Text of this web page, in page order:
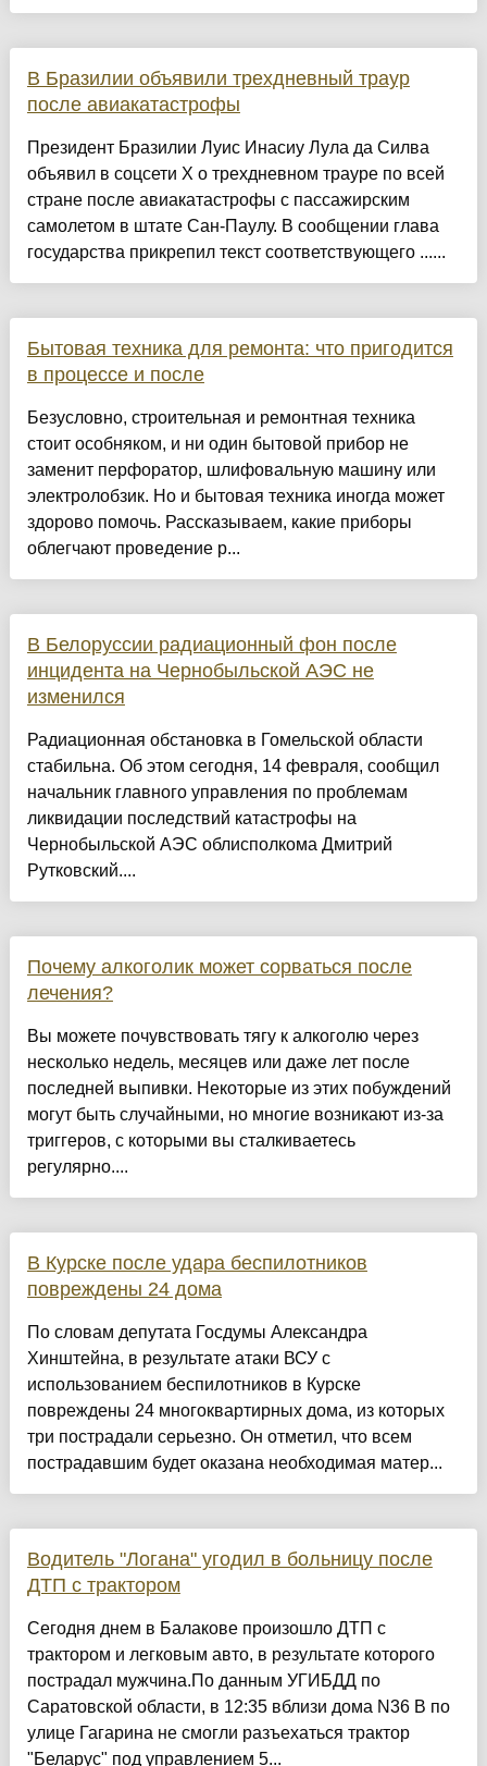
В Бразилии объявили трехдневный траур
после авиакатастрофы
Президент Бразилии Луис Инасиу Лула да Силва
объявил в соцсети X о трехдневном трауре по всей
стране после авиакатастрофы с пассажирским
самолетом в штате Сан-Паулу. В сообщении глава
государства прикрепил текст соответствующего ......
Бытовая техника для ремонта: что пригодится
в процессе и после
Безусловно, строительная и ремонтная техника
стоит особняком, и ни один бытовой прибор не
заменит перфоратор, шлифовальную машину или
электролобзик. Но и бытовая техника иногда может
здорово помочь. Рассказываем, какие приборы
облегчают проведение р...
В Белоруссии радиационный фон после
инцидента на Чернобыльской АЭС не
изменился
Радиационная обстановка в Гомельской области
стабильна. Об этом сегодня, 14 февраля, сообщил
начальник главного управления по проблемам
ликвидации последствий катастрофы на
Чернобыльской АЭС облисполкома Дмитрий
Рутковский....
Почему алкоголик может сорваться после
лечения?
Вы можете почувствовать тягу к алкоголю через
несколько недель, месяцев или даже лет после
последней выпивки. Некоторые из этих побуждений
могут быть случайными, но многие возникают из-за
триггеров, с которыми вы сталкиваетесь
регулярно....
В Курске после удара беспилотников
повреждены 24 дома
По словам депутата Госдумы Александра
Хинштейна, в результате атаки ВСУ с
использованием беспилотников в Курске
повреждены 24 многоквартирных дома, из которых
три пострадали серьезно. Он отметил, что всем
пострадавшим будет оказана необходимая матер...
Водитель "Логана" угодил в больницу после
ДТП с трактором
Сегодня днем в Балакове произошло ДТП с
трактором и легковым авто, в результате которого
пострадал мужчина.По данным УГИБДД по
Саратовской области, в 12:35 вблизи дома N36 В по
улице Гагарина не смогли разъехаться трактор
"Беларус" под управлением 5...